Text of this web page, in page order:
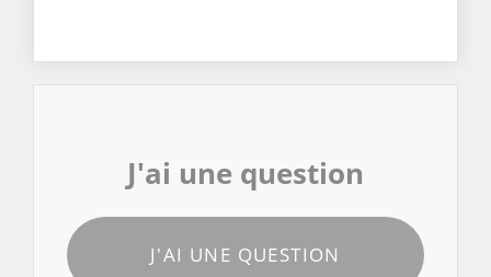
J'ai une question
J'AI UNE QUESTION